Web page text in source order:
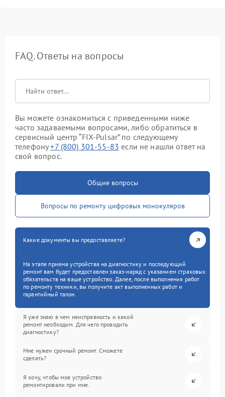
FAQ. Ответы на вопросы
Вы можете ознакомиться с приведенными ниже
часто задаваемыми вопросами, либо обратиться в
сервисный центр “FIX-Pulsar” по следующему
телефону+7 (800) 301-55-83 если не нашли ответ на
свой вопрос.
Общие вопросы
Вопросы по ремонту цифровых монокуляров
Какие документы вы предоставляете?
На этапе приема устройства на диагностику и последующий
ремонт вам будет предоставлен заказ-наряд с указанием страховых
обязательств на ваше устройство. Далее, после выполнения работ
по ремонту техники, вы получите акт выполненных работ и
гарантийный талон.
Я уже знаю в чем неисправность и какой
ремонт необходим. Для чего проводить
диагностику?
Мне нужен срочный ремонт. Сможете
сделать?
Я хочу, чтобы мое устройство
ремонтировали при мне.